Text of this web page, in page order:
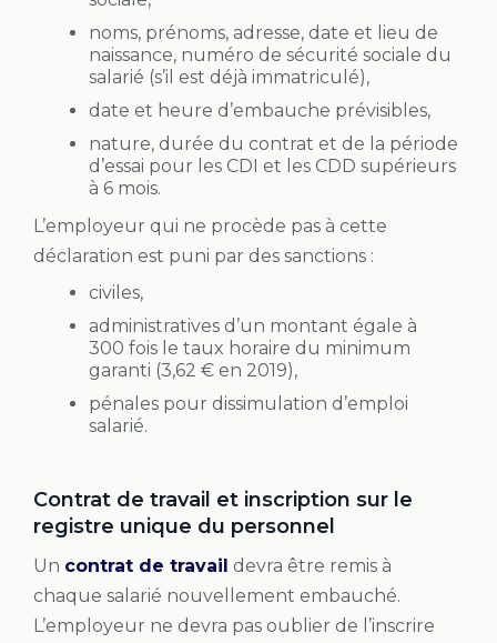
noms, prénoms, adresse, date et lieu de
naissance, numéro de sécurité sociale du
salarié (s’il est déjà immatriculé),
date et heure d’embauche prévisibles,
nature, durée du contrat et de la période
d’essai pour les CDI et les CDD supérieurs
à 6 mois.
L’employeur qui ne procède pas à cette
déclaration est puni par des sanctions :
civiles,
administratives d’un montant égale à
300 fois le taux horaire du minimum
garanti (3,62 € en 2019),
pénales pour dissimulation d’emploi
salarié.
Contrat de travail et inscription sur le
registre unique du personnel
Un contrat de travail devra être remis à
chaque salarié nouvellement embauché.
L’employeur ne devra pas oublier de l’inscrire